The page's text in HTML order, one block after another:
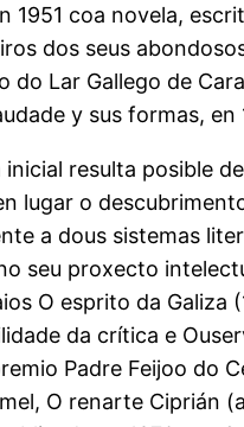
1951 coa novela,
dos seus
do Lar Gallego de
y sus formas,
inicial resulta posible
lugar o
a dous sistemas
seu proxecto
O esprito da Galiza
da crítica e
Padre Feijoo do
O renarte Ciprián